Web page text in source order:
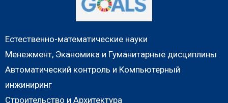
Естественно-математические науки
Менежмент, Эканомика и Гуманитарные дисциплины
Автоматический контроль и Компьютерный
инжиниринг
Строительство и Архитектура